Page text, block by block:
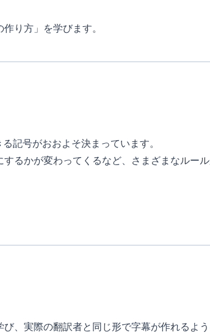
り方」を学びます。
記号がおおよそ決まっています。
るかが変わってくるなど、さまざまなルール
、実際の翻訳者と同じ形で字幕が作れるよう